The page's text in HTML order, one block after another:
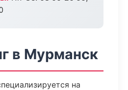
в Мурманск
на